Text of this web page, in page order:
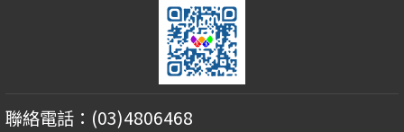
聯絡電話：(03)4806468